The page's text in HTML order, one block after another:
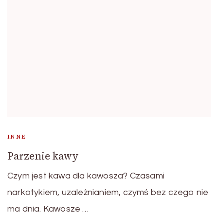
INNE
Parzenie kawy
Czym jest kawa dla kawosza? Czasami
narkotykiem, uzależnianiem, czymś bez czego nie
ma dnia. Kawosze …